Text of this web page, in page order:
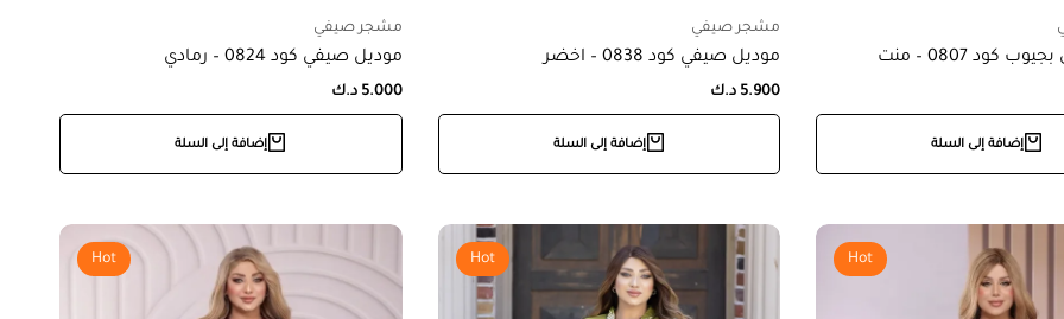
كود 0807 – منت
إضافة إلى السلة
مشجر صيفي
موديل صيفي كود 0838 – اخضر
5.900 د.ك
إضافة إلى السلة
مشجر صيفي
موديل صيفي كود 0824 – رمادي
5.000 د.ك
إضافة إلى السلة
Hot
Hot
Hot